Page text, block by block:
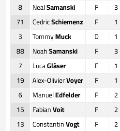
8
NealSamanski F 3
71
CedricSchiemenz F 1
3
TommyMuck D 1
88
NoahSamanski F 3
7
LucaGläser F 1
19
Alex-OlivierVoyer F 1
6
ManuelEdfelder F 2
15
FabianVoit F 2
13
ConstantinVogt F 2